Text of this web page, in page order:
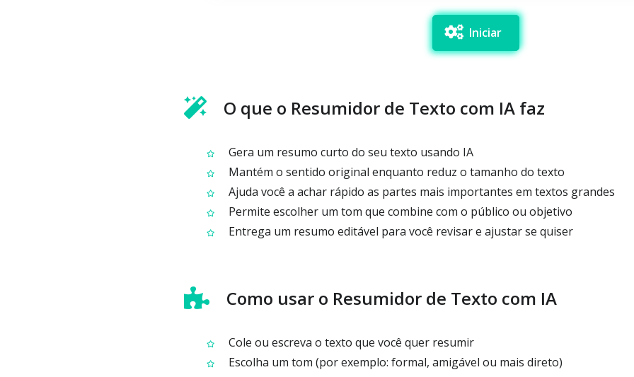
Iniciar
O que o Resumidor de Texto com IA faz
Gera um resumo curto do seu texto usando IA
Mantém o sentido original enquanto reduz o tamanho do texto
Ajuda você a achar rápido as partes mais importantes em textos grandes
Permite escolher um tom que combine com o público ou objetivo
Entrega um resumo editável para você revisar e ajustar se quiser
Como usar o Resumidor de Texto com IA
Cole ou escreva o texto que você quer resumir
Escolha um tom (por exemplo: formal, amigável ou mais direto)